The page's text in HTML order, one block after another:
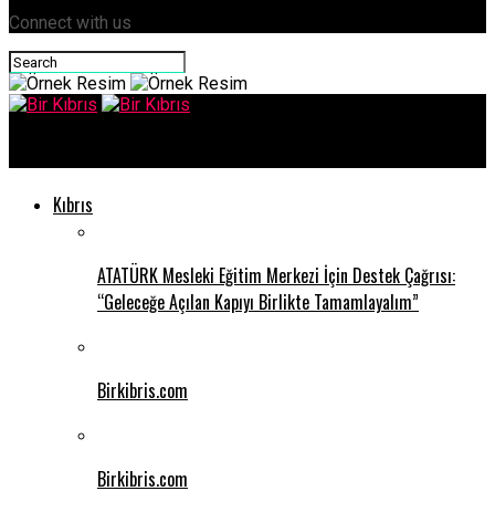
Connect with us
Kıbrıs
ATATÜRK Mesleki Eğitim Merkezi İçin Destek Çağrısı:
“Geleceğe Açılan Kapıyı Birlikte Tamamlayalım”
Birkibris.com
Birkibris.com